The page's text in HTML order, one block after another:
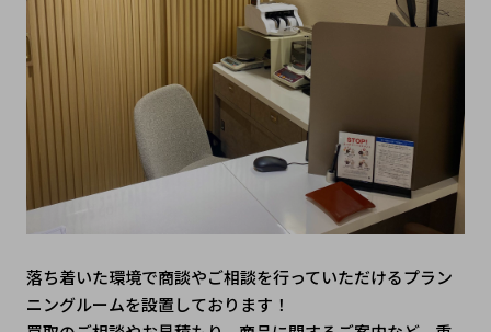
落ち着いた環境で商談やご相談を行っていただけるプラン
ニングルームを設置しております！